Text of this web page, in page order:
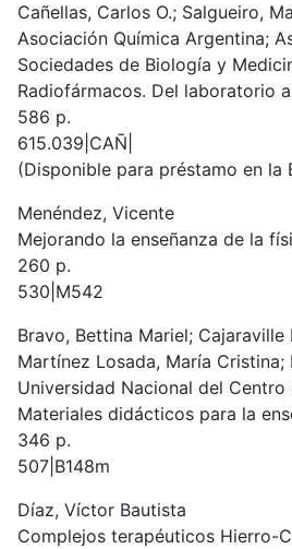
Cañellas, Carlos O.; Salgueiro,
Asociación Química Argentina;
Sociedades de Biología y
Radiofármacos. Del laboratorio
586 p.
615.039|CAÑ|
(Disponible para préstamo en la
Menéndez, Vicente
Mejorando la enseñanza de la
260 p.
530|M542
Bravo, Bettina Mariel; Cajaraville
Martínez Losada, María Cristina;
Universidad Nacional del
Materiales didácticos para la
346 p.
507|B148m
Díaz, Víctor Bautista
Complejos terapéuticos Hierro-